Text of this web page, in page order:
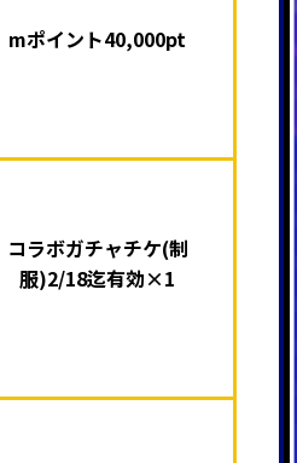
mポイント40,000pt
コラボガチャチケ(制
服)2/18迄有効×1